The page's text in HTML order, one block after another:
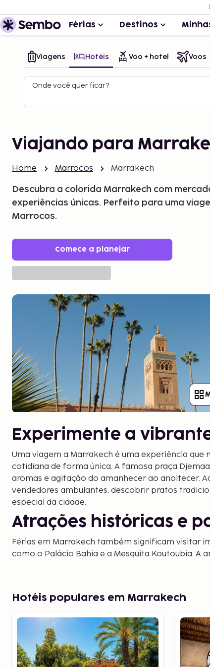
Férias Destinos
Viagens Hotéis Voo + hotel Voos
Onde você quer ficar?
Viajando para
Home Marrocos Marrakech
Descubra a colorida Marrakech com
experiências únicas. Perfeito para uma
Marrocos.
Comece a planejar
Experimente a
Uma viagem a Marrakech é uma experiência que
cotidiana de forma única. A famosa praça
aromas e agitação do amanhecer ao anoitecer.
vendedores ambulantes, descobrir pratos
especial da cidade.
Atrações históricas e
Férias em Marrakech também significam visitar
como o Palácio Bahia e a Mesquita Koutoubia. A
Há muitas coisas para fazer em Marrakech, seja
compras ou relaxamento. Os souks tradicionais
coloridos, lanternas e cerâmicas. Se você quiser
Hotéis populares em Marrakech